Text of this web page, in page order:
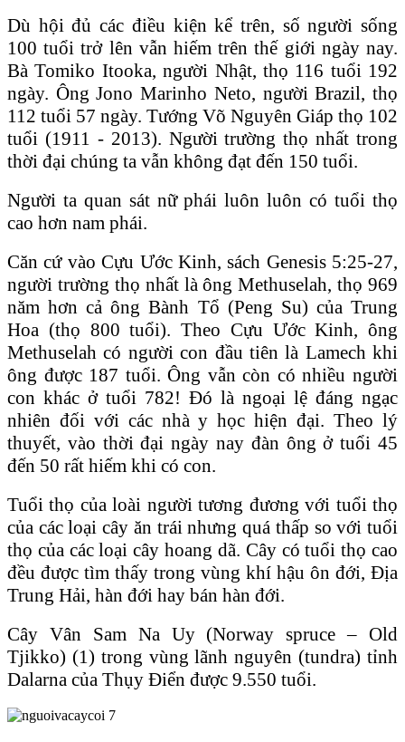
Dù hội đủ các điều kiện kể trên, số người sống
100 tuổi trở lên vẫn hiếm trên thế giới ngày nay.
Bà Tomiko Itooka, người Nhật, thọ 116 tuổi 192
ngày. Ông Jono Marinho Neto, người Brazil, thọ
112 tuổi 57 ngày. Tướng Võ Nguyên Giáp thọ 102
tuổi (1911 - 2013). Người trường thọ nhất trong
thời đại chúng ta vẫn không đạt đến 150 tuổi.
Người ta quan sát nữ phái luôn luôn có tuổi thọ
cao hơn nam phái.
Căn cứ vào Cựu Ước Kinh, sách Genesis 5:25-27,
người trường thọ nhất là ông Methuselah, thọ 969
năm hơn cả ông Bành Tổ (Peng Su) của Trung
Hoa (thọ 800 tuổi). Theo Cựu Ước Kinh, ông
Methuselah có người con đầu tiên là Lamech khi
ông được 187 tuổi. Ông vẫn còn có nhiều người
con khác ở tuổi 782! Ɖó là ngoại lệ đáng ngạc
nhiên đối với các nhà y học hiện đại. Theo lý
thuyết, vào thời đại ngày nay đàn ông ở tuổi 45
đến 50 rất hiếm khi có con.
Tuổi thọ của loài người tương đương với tuổi thọ
của các loại cây ăn trái nhưng quá thấp so với tuổi
thọ của các loại cây hoang dã. Cây có tuổi thọ cao
đều được tìm thấy trong vùng khí hậu ôn đới, Ɖịa
Trung Hải, hàn đới hay bán hàn đới.
Cây Vân Sam Na Uy (Norway spruce – Old
Tjikko) (1) trong vùng lãnh nguyên (tundra) tỉnh
Dalarna của Thụy Ɖiển được 9.550 tuổi.